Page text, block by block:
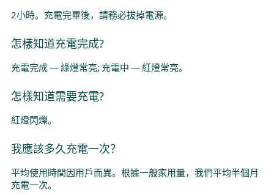
2小時。充電完畢後，請務必拔掉電源。
怎樣知道充電完成?
充電完成 — 綠燈常亮; 充電中 — 紅燈常亮。
怎樣知道需要充電?
紅燈閃爍。
我應該多久充電一次？
平均使用時間因用戶而異。根據一般家用量，我們平均半個月
充電一次。